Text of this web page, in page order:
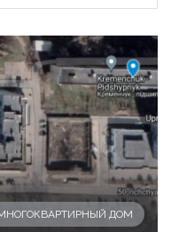
ДОМ